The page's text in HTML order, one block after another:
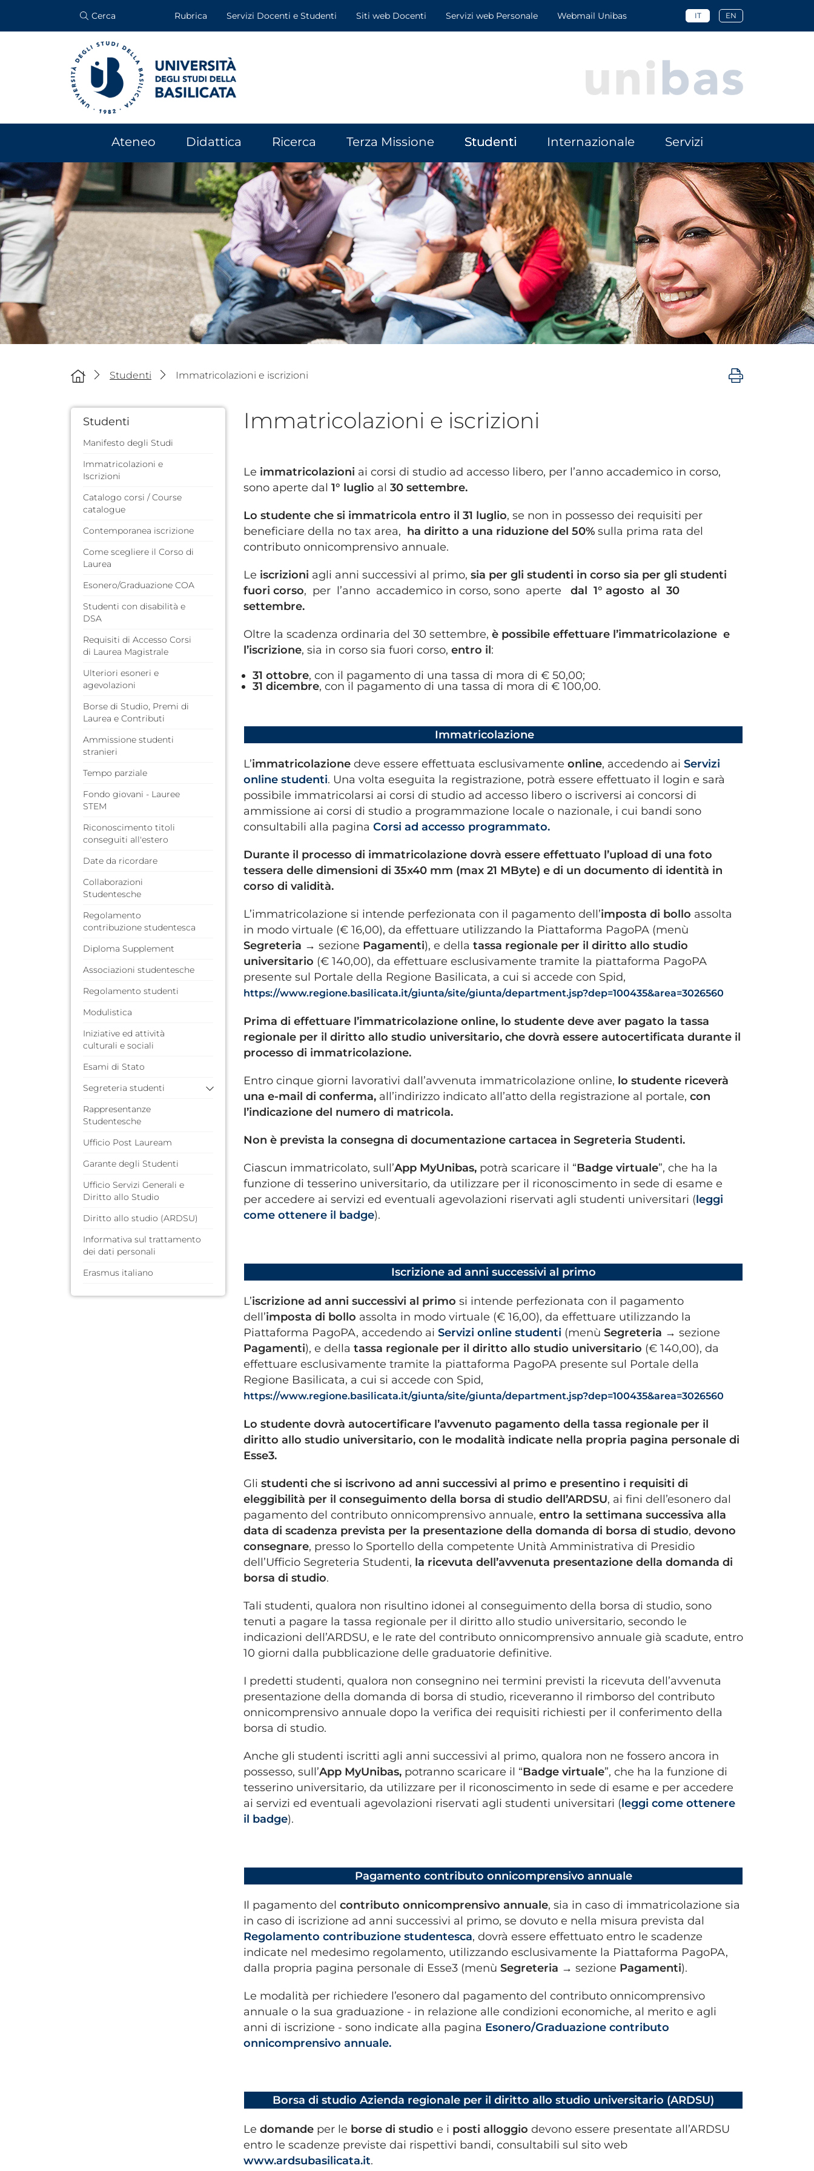
Cerca Rubrica Servizi Docenti e Studenti Siti web Docenti Servizi web Personale Webmail Unibas IT EN
Ateneo Didattica Ricerca Terza Missione Studenti Internazionale Servizi
Studenti Immatricolazioni e iscrizioni
Immatricolazioni e iscrizioni
Le immatricolazioni ai corsi di studio ad accesso libero, per l’anno accademico in corso,
sono aperte dal 1° luglio al 30 settembre.
Lo studente che si immatricola entro il 31 luglio, se non in possesso dei requisiti per
beneficiare della no tax area, ha diritto a una riduzione del 50% sulla prima rata del
contributo onnicomprensivo annuale.
Le iscrizioni agli anni successivi al primo, sia per gli studenti in corso sia per gli studenti
fuori corso, per l’anno accademico in corso, sono aperte dal 1° agosto al 30
settembre.
Oltre la scadenza ordinaria del 30 settembre, è possibile effettuare l’immatricolazione e
l’iscrizione, sia in corso sia fuori corso, entro il:
31 ottobre, con il pagamento di una tassa di mora di € 50,00;
31 dicembre, con il pagamento di una tassa di mora di € 100,00.
Immatricolazione
L’immatricolazione deve essere effettuata esclusivamente online, accedendo ai Servizi
online studenti. Una volta eseguita la registrazione, potrà essere effettuato il login e sarà
possibile immatricolarsi ai corsi di studio ad accesso libero o iscriversi ai concorsi di
ammissione ai corsi di studio a programmazione locale o nazionale, i cui bandi sono
consultabili alla pagina Corsi ad accesso programmato.
Durante il processo di immatricolazione dovrà essere effettuato l’upload di una foto
tessera delle dimensioni di 35x40 mm (max 21 MByte) e di un documento di identità in
corso di validità.
L’immatricolazione si intende perfezionata con il pagamento dell’imposta di bollo assolta
in modo virtuale (€ 16,00), da effettuare utilizzando la Piattaforma PagoPA (menù
Segreteria → sezione Pagamenti), e della tassa regionale per il diritto allo studio
universitario (€ 140,00), da effettuare esclusivamente tramite la piattaforma PagoPA
presente sul Portale della Regione Basilicata, a cui si accede con Spid,
https://www.regione.basilicata.it/giunta/site/giunta/department.jsp?dep=100435&area=3026560
Prima di effettuare l’immatricolazione online, lo studente deve aver pagato la tassa
regionale per il diritto allo studio universitario, che dovrà essere autocertificata durante il
processo di immatricolazione.
Entro cinque giorni lavorativi dall’avvenuta immatricolazione online, lo studente riceverà
una e-mail di conferma, all’indirizzo indicato all’atto della registrazione al portale, con
l’indicazione del numero di matricola.
Non è prevista la consegna di documentazione cartacea in Segreteria Studenti.
Ciascun immatricolato, sull’App MyUnibas, potrà scaricare il “Badge virtuale”, che ha la
funzione di tesserino universitario, da utilizzare per il riconoscimento in sede di esame e
per accedere ai servizi ed eventuali agevolazioni riservati agli studenti universitari (leggi
come ottenere il badge).
Iscrizione ad anni successivi al primo
L’iscrizione ad anni successivi al primo si intende perfezionata con il pagamento
dell’imposta di bollo assolta in modo virtuale (€ 16,00), da effettuare utilizzando la
Piattaforma PagoPA, accedendo ai Servizi online studenti (menù Segreteria → sezione
Pagamenti), e della tassa regionale per il diritto allo studio universitario (€ 140,00), da
effettuare esclusivamente tramite la piattaforma PagoPA presente sul Portale della
Regione Basilicata, a cui si accede con Spid,
https://www.regione.basilicata.it/giunta/site/giunta/department.jsp?dep=100435&area=3026560
Lo studente dovrà autocertificare l’avvenuto pagamento della tassa regionale per il
diritto allo studio universitario, con le modalità indicate nella propria pagina personale di
Esse3.
Gli studenti che si iscrivono ad anni successivi al primo e presentino i requisiti di
eleggibilità per il conseguimento della borsa di studio dell’ARDSU, ai fini dell’esonero dal
pagamento del contributo onnicomprensivo annuale, entro la settimana successiva alla
data di scadenza prevista per la presentazione della domanda di borsa di studio, devono
consegnare, presso lo Sportello della competente Unità Amministrativa di Presidio
dell’Ufficio Segreteria Studenti, la ricevuta dell’avvenuta presentazione della domanda di
borsa di studio.
Tali studenti, qualora non risultino idonei al conseguimento della borsa di studio, sono
tenuti a pagare la tassa regionale per il diritto allo studio universitario, secondo le
indicazioni dell’ARDSU, e le rate del contributo onnicomprensivo annuale già scadute, entro
10 giorni dalla pubblicazione delle graduatorie definitive.
I predetti studenti, qualora non consegnino nei termini previsti la ricevuta dell’avvenuta
presentazione della domanda di borsa di studio, riceveranno il rimborso del contributo
onnicomprensivo annuale dopo la verifica dei requisiti richiesti per il conferimento della
borsa di studio.
Anche gli studenti iscritti agli anni successivi al primo, qualora non ne fossero ancora in
possesso, sull’App MyUnibas, potranno scaricare il “Badge virtuale”, che ha la funzione di
tesserino universitario, da utilizzare per il riconoscimento in sede di esame e per accedere
ai servizi ed eventuali agevolazioni riservati agli studenti universitari (leggi come ottenere
il badge).
Pagamento contributo onnicomprensivo annuale
Il pagamento del contributo onnicomprensivo annuale, sia in caso di immatricolazione sia
in caso di iscrizione ad anni successivi al primo, se dovuto e nella misura prevista dal
Regolamento contribuzione studentesca, dovrà essere effettuato entro le scadenze
indicate nel medesimo regolamento, utilizzando esclusivamente la Piattaforma PagoPA,
dalla propria pagina personale di Esse3 (menù Segreteria → sezione Pagamenti).
Le modalità per richiedere l’esonero dal pagamento del contributo onnicomprensivo
annuale o la sua graduazione - in relazione alle condizioni economiche, al merito e agli
anni di iscrizione - sono indicate alla pagina Esonero/Graduazione contributo
onnicomprensivo annuale.
Borsa di studio Azienda regionale per il diritto allo studio universitario (ARDSU)
Le domande per le borse di studio e i posti alloggio devono essere presentate all’ARDSU
entro le scadenze previste dai rispettivi bandi, consultabili sul sito web
www.ardsubasilicata.it.
Studenti
Manifesto degli Studi
Immatricolazioni e
Iscrizioni
Catalogo corsi / Course
catalogue
Contemporanea iscrizione
Come scegliere il Corso di
Laurea
Esonero/Graduazione COA
Studenti con disabilità e
DSA
Requisiti di Accesso Corsi
di Laurea Magistrale
Ulteriori esoneri e
agevolazioni
Borse di Studio, Premi di
Laurea e Contributi
Ammissione studenti
stranieri
Tempo parziale
Fondo giovani - Lauree
STEM
Riconoscimento titoli
conseguiti all'estero
Date da ricordare
Collaborazioni
Studentesche
Regolamento
contribuzione studentesca
Diploma Supplement
Associazioni studentesche
Regolamento studenti
Modulistica
Iniziative ed attività
culturali e sociali
Esami di Stato
Segreteria studenti
F.A.Q. (domande poste
frequentemente)
Guida dello Studente
Rappresentanze
Studentesche
Ufficio Post Lauream
Garante degli Studenti
Ufficio Servizi Generali e
Diritto allo Studio
Diritto allo studio (ARDSU)
Informativa sul trattamento
dei dati personali
Erasmus italiano